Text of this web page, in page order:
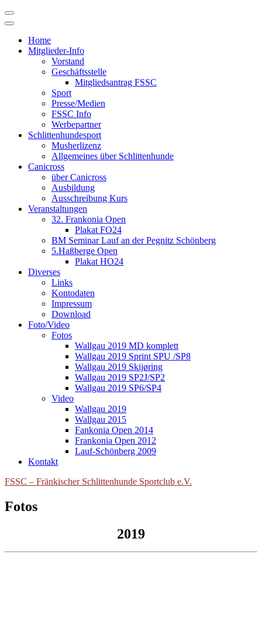
Skip
to
Home
Mitglieder-Info
Vorstand
Geschäftsstelle
Mitgliedsantrag FSSC
Sport
Presse/Medien
FSSC Info
Werbepartner
Schlittenhundesport
Musherlizenz
Allgemeines über Schlittenhunde
Canicross
über Canicross
Ausbildung
Ausschreibung Kurs
Veranstaltungen
32. Frankonia Open
Plakat FO24
BM Seminar Lauf an der Pegnitz Schönberg
5.Haßberge Open
Plakat HO24
Diverses
Links
Kontodaten
Impressum
Download
Foto/Video
Fotos
Wallgau 2019 MD komplett
Wallgau 2019 Sprint SPU /SP8
Wallgau 2019 Skijøring
Wallgau 2019 SP2J/SP2
Wallgau 2019 SP6/SP4
Video
Wallgau 2019
Wallgau 2015
Fankonia Open 2014
Frankonia Open 2012
Lauf-Schönberg 2009
Kontakt
FSSC – Fränkischer Schlittenhunde Sportclub e.V.
Fotos
2019